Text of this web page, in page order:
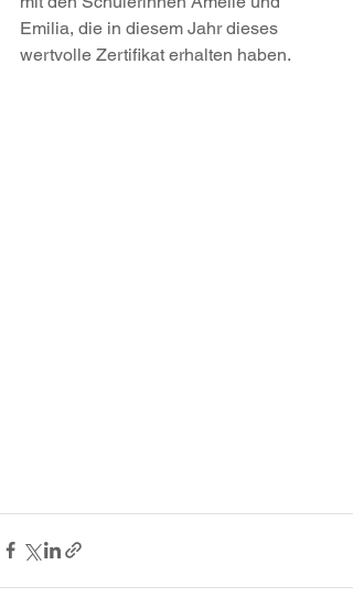
Emilia, die in diesem Jahr dieses
wertvolle Zertifikat erhalten haben.